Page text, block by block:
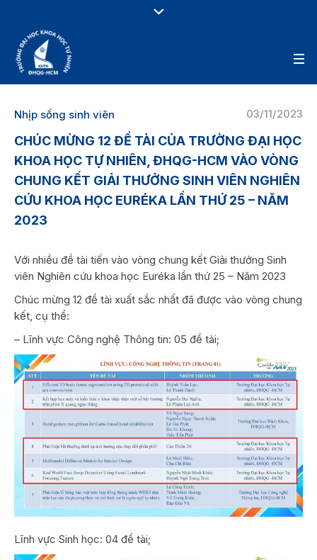
03/11/2023
Nhịp sống sinh viên
CHÚC MỪNG 12 ĐỀ TÀI CỦA TRƯỜNG ĐẠI HỌC
KHOA HỌC TỰ NHIÊN, ĐHQG-HCM VÀO VÒNG
CHUNG KẾT GIẢI THƯỞNG SINH VIÊN NGHIÊN
CỨU KHOA HỌC EURÉKA LẦN THỨ 25 – NĂM
2023
Với nhiều đề tài tiến vào vòng chung kết Giải thưởng Sinh
viên Nghiên cứu khoa học Euréka lần thứ 25 – Năm 2023
Chúc mừng 12 đề tài xuất sắc nhất đã được vào vòng chung
kết, cụ thể:
– Lĩnh vực Công nghệ Thông tin: 05 đề tài;
Lĩnh vực Sinh học: 04 đề tài;